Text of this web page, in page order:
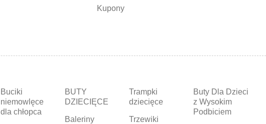
Kupony
Buciki
niemowlęce
dla chłopca
BUTY
DZIECIĘCE
Baleriny
Trampki
dziecięce
Trzewiki
Buty Dla Dzieci
z Wysokim
Podbiciem